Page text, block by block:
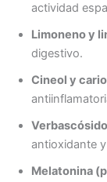
actividad
Limoneno y
digestivo.
Cineol y
Verbascósido
antioxidante
Melatonina